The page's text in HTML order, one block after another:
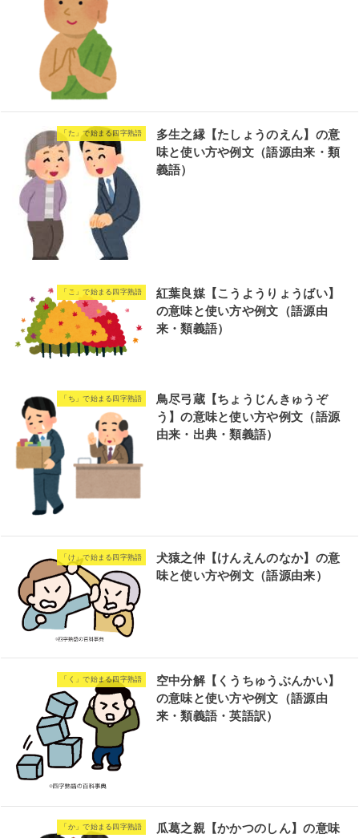
「た」で始まる四字熟語
多生之縁【たしょうのえん】の意
味と使い方や例文（語源由来・類
義語）
「こ」で始まる四字熟語
紅葉良媒【こうようりょうばい】
の意味と使い方や例文（語源由
来・類義語）
「ち」で始まる四字熟語
鳥尽弓蔵【ちょうじんきゅうぞ
う】の意味と使い方や例文（語源
由来・出典・類義語）
「け」で始まる四字熟語
犬猿之仲【けんえんのなか】の意
味と使い方や例文（語源由来）
「く」で始まる四字熟語
空中分解【くうちゅうぶんかい】
の意味と使い方や例文（語源由
来・類義語・英語訳）
「か」で始まる四字熟語
瓜葛之親【かかつのしん】の意味